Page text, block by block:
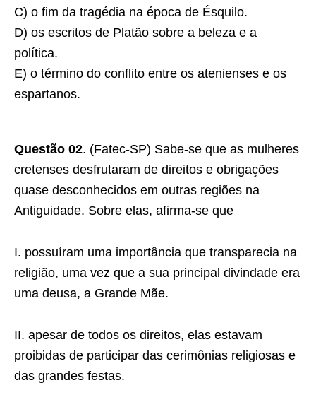
C) o fim da tragédia na época de Ésquilo.
D) os escritos de Platão sobre a beleza e a
política.
E) o término do conflito entre os atenienses e os
espartanos.
Questão 02. (Fatec-SP) Sabe-se que as mulheres
cretenses desfrutaram de direitos e obrigações
quase desconhecidos em outras regiões na
Antiguidade. Sobre elas, afirma-se que
I. possuíram uma importância que transparecia na
religião, uma vez que a sua principal divindade era
uma deusa, a Grande Mãe.
II. apesar de todos os direitos, elas estavam
proibidas de participar das cerimônias religiosas e
das grandes festas.